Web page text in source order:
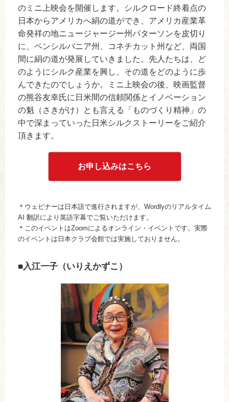
のミニ上映会を開催します。シルクロード終着点の
日本からアメリカへ絹の道ができ、アメリカ産業革
命発祥の地ニュージャージー州パターソンを皮切り
に、ペンシルバニア州、コネチカット州など、両国
間に絹の道が発展していきました。先人たちは、ど
のようにシルク産業を興し、その道をどのように歩
んできたのでしょうか。ミニ上映会の後、映画監督
の熊谷友幸氏に日米間の信頼関係とイノベーション
の魁（さきがけ）とも言える「ものづくり精神」の
中で深まっていった日米シルクストーリーをご紹介
頂きます。
お申し込みはこちら
＊ウェビナーは日本語で進行されますが、Wordlyのリアルタイム
AI 翻訳により英語字幕でご覧いただけます。
＊このイベントはZoomによるオンライン・イベントです。実際
のイベントは日本クラブ会館では実施しておりません。
■入江一子（いりえかずこ）